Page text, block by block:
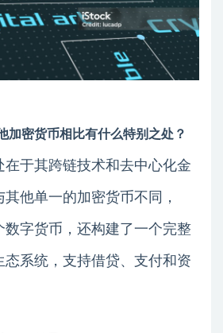
加密货币相比有什么特别之处？
在于其跨链技术和去中心化金
他单一的加密货币不同，
数字货币，还构建了一个完整
态系统，支持借贷、支付和资